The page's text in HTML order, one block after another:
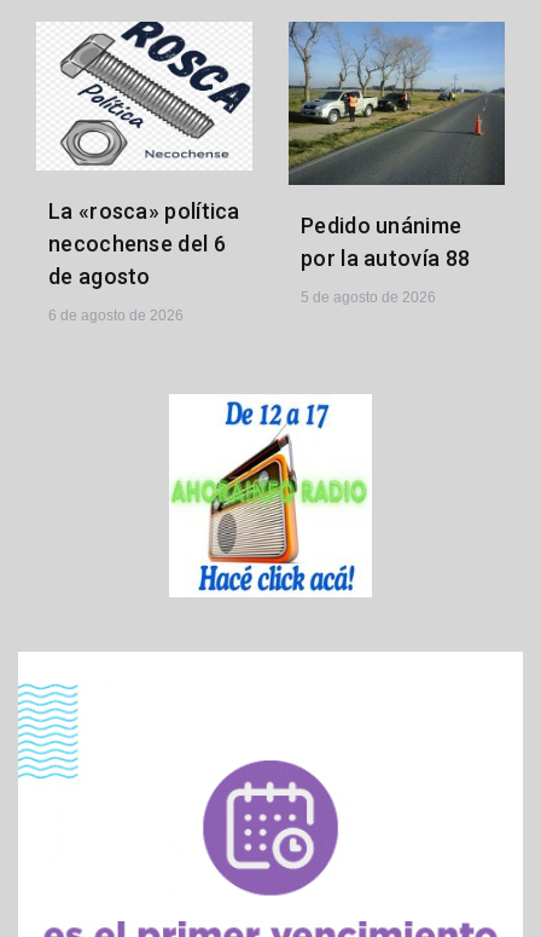
La «rosca» política
necochense del 6
de agosto
6 de agosto de 2026
Pedido unánime
por la autovía 88
5 de agosto de 2026